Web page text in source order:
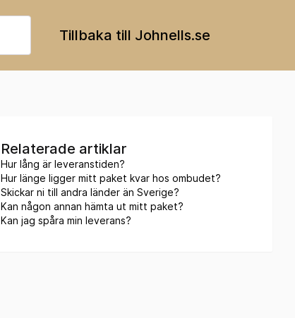
Tillbaka till Johnells.se
Relaterade artiklar
Hur lång är leveranstiden?
Hur länge ligger mitt paket kvar hos ombudet?
Skickar ni till andra länder än Sverige?
Kan någon annan hämta ut mitt paket?
Kan jag spåra min leverans?